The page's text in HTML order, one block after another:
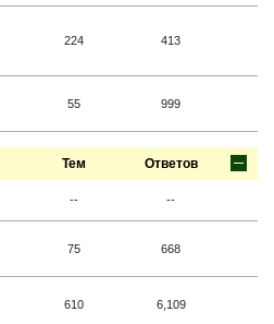
224 413
55 999
Тем Ответов
-- --
75 668
610 6,109